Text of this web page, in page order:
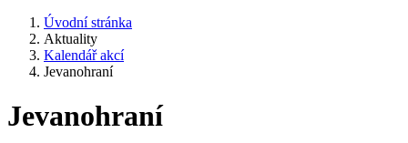
Úvodní stránka
Aktuality
Kalendář akcí
Jevanohraní
Jevanohraní